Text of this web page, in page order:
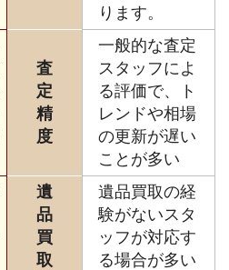
ります。
査
定
精
度
一般的な査定
スタッフによ
る評価で、ト
レンドや相場
の更新が遅い
ことが多い
遺
品
買
取
遺品買取の経
験がないスタ
ッフが対応す
る場合が多い